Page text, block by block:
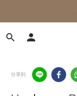
分享到